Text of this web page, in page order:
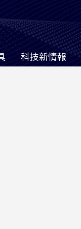
科技新情報